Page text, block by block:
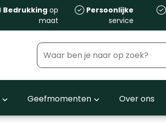
Bedrukkingop
maat
Persoonlijke
service
Geefmomenten Over ons